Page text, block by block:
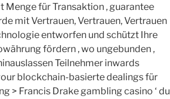
für Transaktion , guarantee
mit Vertrauen, Vertrauen, Vertrauen
entworfen und schützt Ihre
fördern , wo ungebunden ,
Teilnehmer inwards
blockchain-basierte dealings für
> Francis Drake gambling casino ‘ du